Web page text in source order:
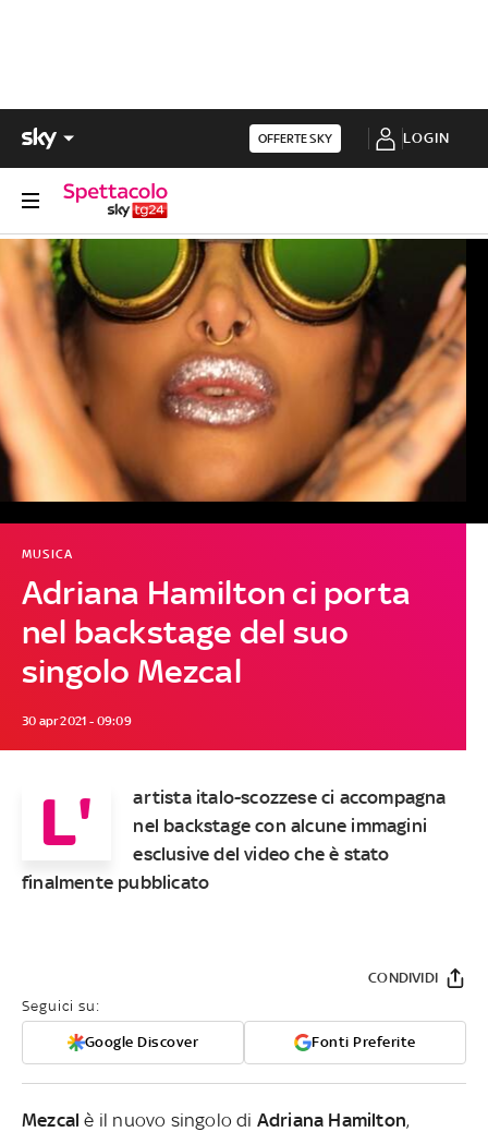
OFFERTE SKY LOGIN
Adriana Hamilton ci porta
nel backstage del suo
singolo Mezcal
MUSICA
30 apr 2021 - 09:09
L'
artista italo-scozzese ci accompagna
nel backstage con alcune immagini
esclusive del video che è stato
finalmente pubblicato
Seguici su:
Google Discover Fonti Preferite
CONDIVIDI
Mezcalè il nuovo singolo di Adriana Hamilton,